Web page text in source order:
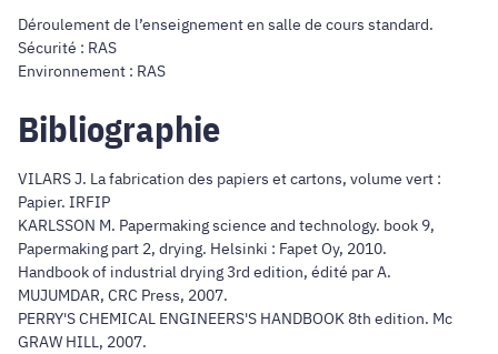
Déroulement de l’enseignement en salle de cours standard.
Sécurité : RAS
Environnement : RAS
Bibliographie
VILARS J. La fabrication des papiers et cartons, volume vert :
Papier. IRFIP
KARLSSON M. Papermaking science and technology. book 9,
Papermaking part 2, drying. Helsinki : Fapet Oy, 2010.
Handbook of industrial drying 3rd edition, édité par A.
MUJUMDAR, CRC Press, 2007.
PERRY'S CHEMICAL ENGINEERS'S HANDBOOK 8th edition. Mc
GRAW HILL, 2007.